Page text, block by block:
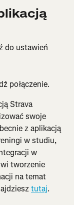
do ustawień
połączenie.
Strava
swoje
z aplikacją
w studiu,
w
tworzenie
na temat
tutaj.